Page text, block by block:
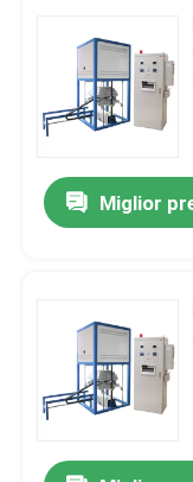
Miglior